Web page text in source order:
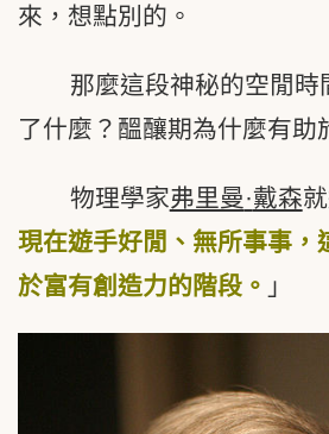
來，想點別的。
那麼這段神秘的空閒時
了什麼？醞釀期為什麼有助
物理學家弗里曼·戴森
現在遊手好閒、無所事事，
於富有創造力的階段。 」